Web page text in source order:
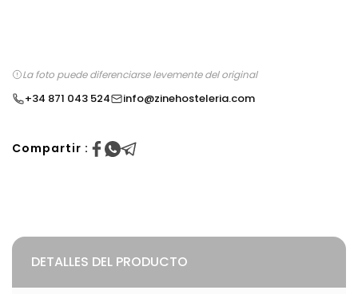
La foto puede diferenciarse levemente del original
+34 871 043 524 info@zinehosteleria.com
Compartir :
DETALLES DEL PRODUCTO